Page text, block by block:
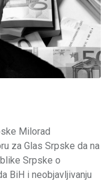
Milorad
za Glas Srpske da na
Srpske o
BiH i neobjavljivanju